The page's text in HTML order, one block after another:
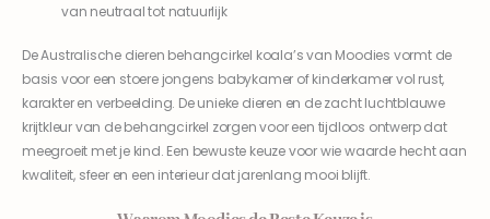
van neutraal tot natuurlijk
De Australische dieren behangcirkel koala’s van Moodies vormt de
basis voor een stoere jongens babykamer of kinderkamer vol rust,
karakter en verbeelding. De unieke dieren en de zacht luchtblauwe
krijtkleur van de behangcirkel zorgen voor een tijdloos ontwerp dat
meegroeit met je kind. Een bewuste keuze voor wie waarde hecht aan
kwaliteit, sfeer en een interieur dat jarenlang mooi blijft.